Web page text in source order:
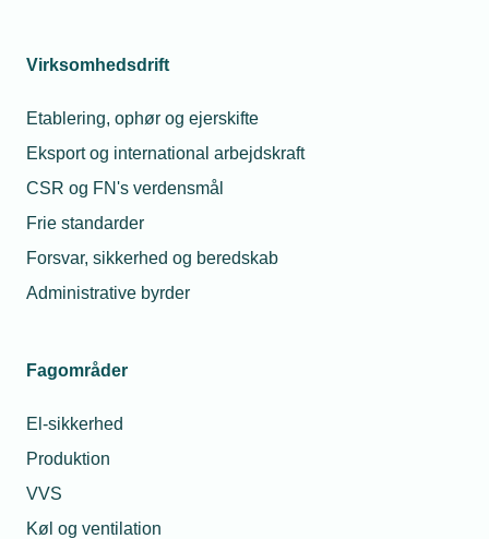
Virksomhedsdrift
Etablering, ophør og ejerskifte
Eksport og international arbejdskraft
CSR og FN's verdensmål
Frie standarder
Forsvar, sikkerhed og beredskab
Administrative byrder
Fagområder
El-sikkerhed
Produktion
VVS
Køl og ventilation